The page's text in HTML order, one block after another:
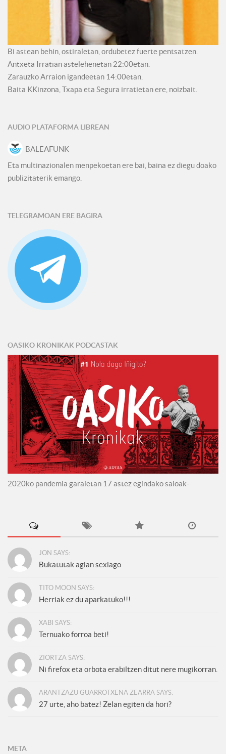
Bi astean behin, ostiraletan, ordubetez fuerte pentsatzen.
Antxeta Irratian astelehenetan 22:00etan.
Zarauzko Arraion igandeetan 14:00etan.
Baita KKinzona, Txapa eta Segura irratietan ere, noizbait.
AUDIO PLATAFORMA LIBREAN
BALEAFUNK
Eta multinazionalen menpekoetan ere bai, baina ez diegu doako
publizitaterik emango.
TELEGRAMOAN ERE BAGIRA
OASIKO KRONIKAK PODCASTAK
2020ko pandemia garaietan 17 astez egindako saioak-
JON SAYS:
Bukatutak agian sexiago
TITO MOON SAYS:
Herriak ez du aparkatuko!!!
XABI SAYS:
Ternuako forroa beti!
ZIORTZA SAYS:
Ni firefox eta orbota erabiltzen ditut nere mugikorran.
ARANTZAZU GUARROTXENA ZEARRA SAYS:
27 urte, aho batez! Zelan egiten da hori?
META